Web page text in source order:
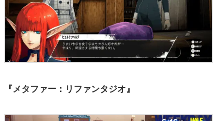
『メタファー：リファンタジオ』